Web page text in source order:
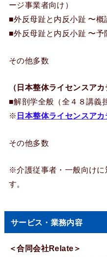
ージ事業者向け）
■外反母趾と内反小趾 〜概
■外反母趾と内反小趾 〜予
その他多数
（日本整体ライセンスアカ
■解剖学全般（全４８講義
※ 日本整体ライセンスア
その他多数
※介護従事者・一般向けに
す。
サービス・業務内容
＜合同会社Relate＞